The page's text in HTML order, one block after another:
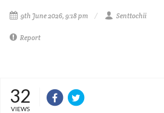
9th June 2026, 9:18 pm Senttochii
Report
32
VIEWS